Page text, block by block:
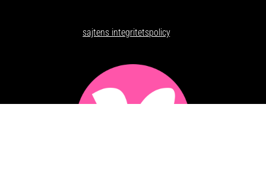
sajtens integritetspolicy.